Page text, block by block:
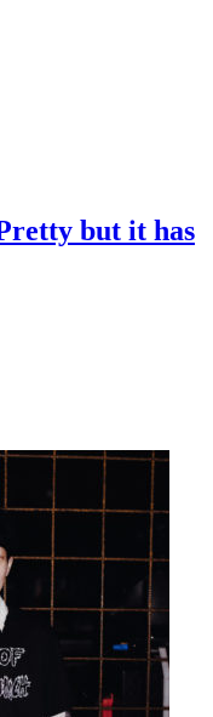
but it has